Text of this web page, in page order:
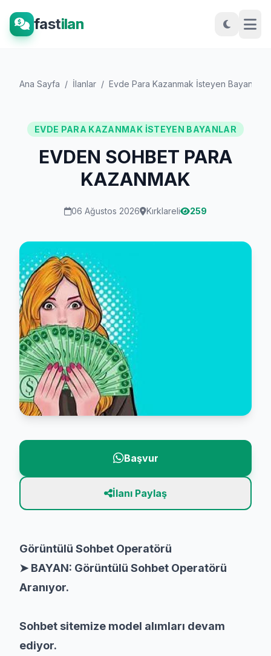
fastilan
Ana Sayfa / İlanlar / Evde Para Kazanmak İsteyen Bayanlar
EVDE PARA KAZANMAK İSTEYEN BAYANLAR
EVDEN SOHBET PARA
KAZANMAK
06 Ağustos 2026 Kırklareli 259
Başvur
İlanı Paylaş
Görüntülü Sohbet Operatörü
➤ BAYAN: Görüntülü Sohbet Operatörü
Aranıyor.
Sohbet sitemize model alımları devam
ediyor.